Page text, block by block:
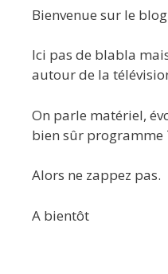
Bienvenue sur le
Ici pas de blabla
autour de la
On parle matériel,
bien sûr programme
Alors ne zappez pas.
A bientôt